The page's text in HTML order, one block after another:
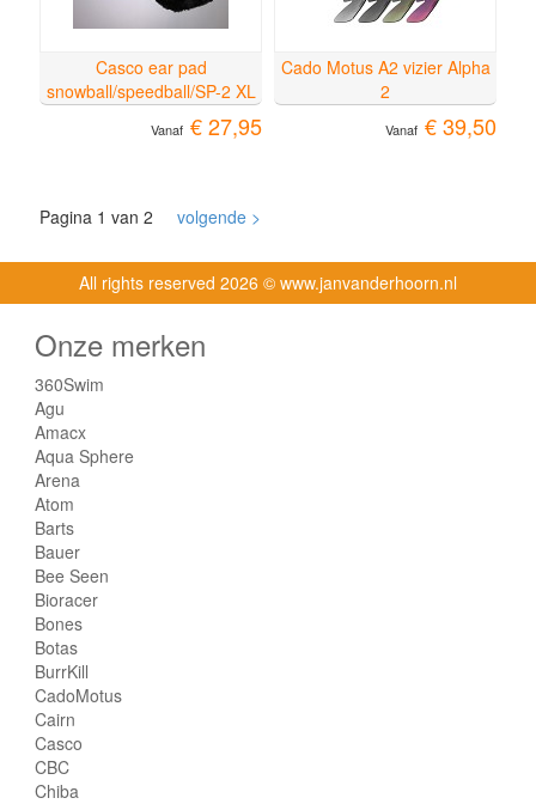
Casco ear pad
snowball/speedball/SP-2 XL
Vanaf € 27,95
Cado Motus A2 vizier Alpha
2
Vanaf € 39,50
Pagina 1 van 2 volgende >
All rights reserved 2026 © www.janvanderhoorn.nl
Onze merken
360Swim
Agu
Amacx
Aqua Sphere
Arena
Atom
Barts
Bauer
Bee Seen
Bioracer
Bones
Botas
BurrKill
CadoMotus
Cairn
Casco
CBC
Chiba